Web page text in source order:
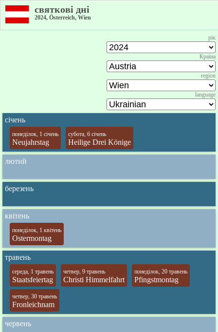
святкові дні
2024, Österreich, Wien
рік
Країна
region
language
січень
понеділок, 1 січень
Neujahrstag
субота, 6 січень
Heilige Drei Könige
лютий
березень
квітень
понеділок, 1 квітень
Ostermontag
травень
середа, 1 травень
Staatsfeiertag
четвер, 9 травень
Christi Himmelfahrt
понеділок, 20 травень
Pfingstmontag
четвер, 30 травень
Fronleichnam
червень